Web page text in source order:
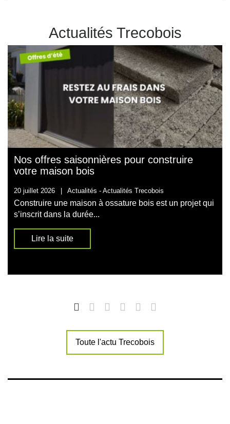
Actualités Trecobois
Nos offres saisonnières pour construire
votre maison bois
20 juillet 2026 | Actualités - Actualités Trecobois
Construire une maison à ossature bois est un projet qui
s’inscrit dans la durée...
Lire la suite
Toute l'actu Trecobois